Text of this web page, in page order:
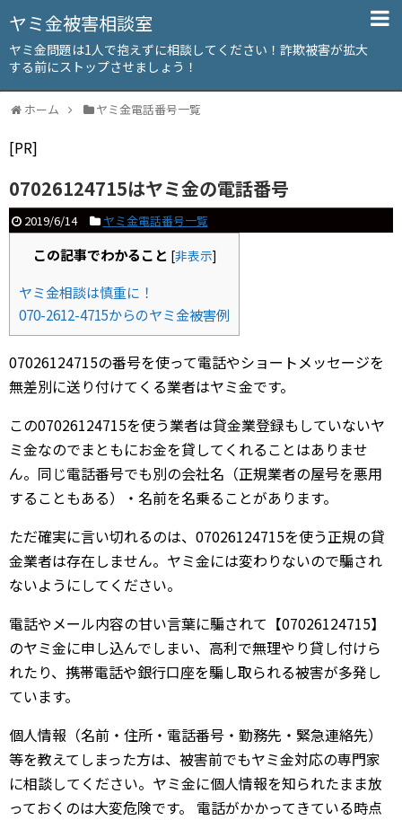
ヤミ金被害相談室
ヤミ金問題は1人で抱えずに相談してください！詐欺被害が拡大
する前にストップさせましょう！
ホーム ヤミ金電話番号一覧
[PR]
07026124715はヤミ金の電話番号
2019/6/14 ヤミ金電話番号一覧
この記事でわかること [非表示]
ヤミ金相談は慎重に！
070-2612-4715からのヤミ金被害例
07026124715の番号を使って電話やショートメッセージを
無差別に送り付けてくる業者はヤミ金です。
この07026124715を使う業者は貸金業登録もしていないヤ
ミ金なのでまともにお金を貸してくれることはありませ
ん。同じ電話番号でも別の会社名（正規業者の屋号を悪用
することもある）・名前を名乗ることがあります。
ただ確実に言い切れるのは、07026124715を使う正規の貸
金業者は存在しません。ヤミ金には変わりないので騙され
ないようにしてください。
電話やメール内容の甘い言葉に騙されて【07026124715】
のヤミ金に申し込んでしまい、高利で無理やり貸し付けら
れたり、携帯電話や銀行口座を騙し取られる被害が多発し
ています。
個人情報（名前・住所・電話番号・勤務先・緊急連絡先）
等を教えてしまった方は、被害前でもヤミ金対応の専門家
に相談してください。ヤミ金に個人情報を知られたまま放
っておくのは大変危険です。 電話がかかってきている時点